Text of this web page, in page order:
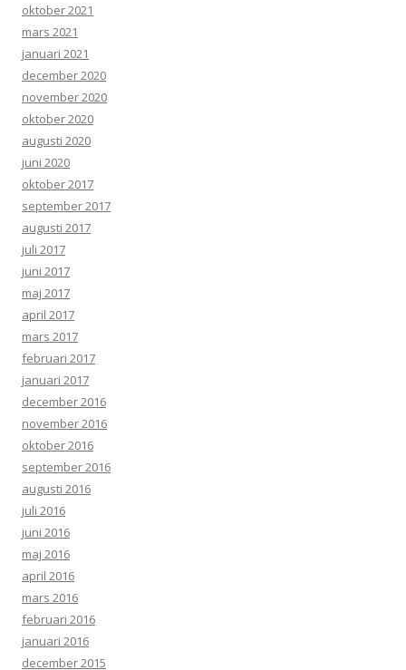
oktober 2021
mars 2021
januari 2021
december 2020
november 2020
oktober 2020
augusti 2020
juni 2020
oktober 2017
september 2017
augusti 2017
juli 2017
juni 2017
maj 2017
april 2017
mars 2017
februari 2017
januari 2017
december 2016
november 2016
oktober 2016
september 2016
augusti 2016
juli 2016
juni 2016
maj 2016
april 2016
mars 2016
februari 2016
januari 2016
december 2015